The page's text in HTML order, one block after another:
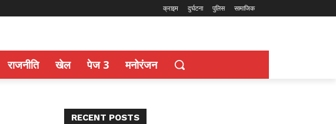
क्राइम दुर्घटना पुलिस सामाजिक
राजनीति खेल पेज 3 मनोरंजन
RECENT POSTS